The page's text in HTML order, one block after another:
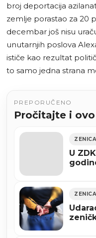
broj deportacija
zemlje porastao za 20
decembar još nisu
unutarnjih poslova
ističe kao rezultat
to samo jedna strana
PREPORUČENO
Pročitajte i ovo
ZENICA
U
ZENICA